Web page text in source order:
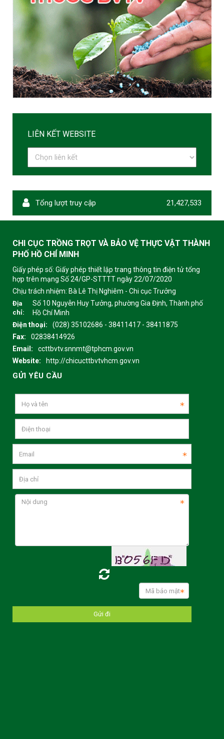
LIÊN KẾT WEBSITE
Tổng lượt truy cập 21,427,533
CHI CỤC TRỒNG TRỌT VÀ BẢO VỆ THỰC VẬT THÀNH
PHỐ HỒ CHÍ MINH
Giấy phép số: Giấy phép thiết lập trang thông tin điện tử tổng
hợp trên mạng Số 24/GP-STTTT ngày 22/07/2020
Chịu trách nhiệm: Bà Lê Thị Nghiêm - Chi cục Trưởng
Địa
chỉ:
Số 10 Nguyễn Huy Tưởng, phường Gia Định, Thành phố
Hồ Chí Minh
Điện thoại:
(028) 35102686 - 38411417 - 38411875
Fax:
02838414926
Email:
ccttbvtv.snnmt@tphcm.gov.vn
Website:
http://chicucttbvtvhcm.gov.vn
GỬI YÊU CẦU